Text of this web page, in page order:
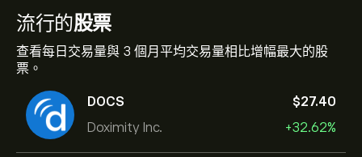
流行的股票
查看每日交易量與 3 個月平均交易量相比增幅最大的股
票。
DOCS
Doximity Inc.
‎$‎27.40
+32.62%